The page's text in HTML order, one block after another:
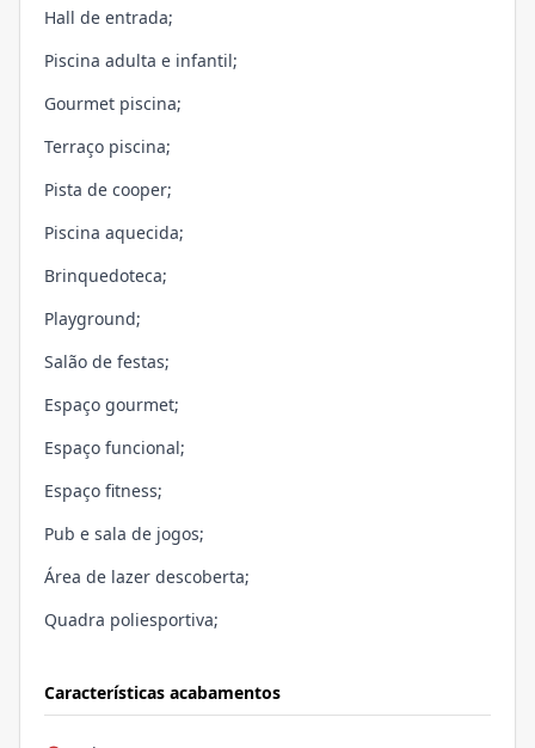
Características acabamentos
Hall de entrada;
Piscina adulta e infantil;
Gourmet piscina;
Terraço piscina;
Pista de cooper;
Piscina aquecida;
Brinquedoteca;
Playground;
Salão de festas;
Espaço gourmet;
Espaço funcional;
Espaço fitness;
Pub e sala de jogos;
Área de lazer descoberta;
Quadra poliesportiva;